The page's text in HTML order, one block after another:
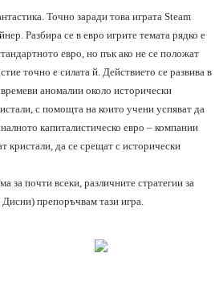
Точно заради това играта Steam
Разбира се в евро игрите темата рядко е
евро, но пък ако не се положат
точно е силата й. Действието се развива в
аномалии около исторически
с помощта на които учени успяват да
капиталистическо евро – компании
кристали, да се срещат с исторически
за почти всеки, различните стратегии за
Дисни) препоръчвам тази игра.